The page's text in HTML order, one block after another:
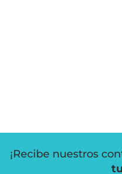
¡Recibe nuestros